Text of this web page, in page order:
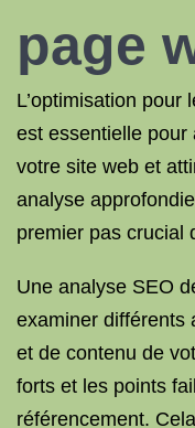
page
L’optimisation pour
est essentielle pour
votre site web et
analyse
premier pas crucial
Une analyse SEO
examiner différents
et de contenu de
forts et les points
référencement.